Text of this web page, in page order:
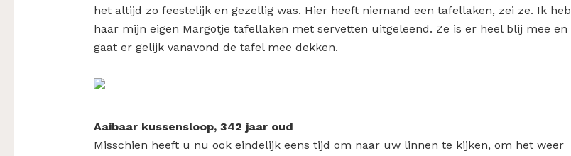
het altijd zo feestelijk en gezellig was. Hier heeft niemand een tafellaken, zei ze. Ik heb
haar mijn eigen Margotje tafellaken met servetten uitgeleend. Ze is er heel blij mee en
gaat er gelijk vanavond de tafel mee dekken.
Aaibaar kussensloop, 342 jaar oud
Misschien heeft u nu ook eindelijk eens tijd om naar uw linnen te kijken, om het weer